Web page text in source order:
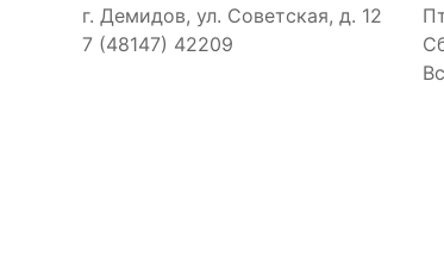
г. Демидов, ул. Советская, д. 12
7 (48147) 42209